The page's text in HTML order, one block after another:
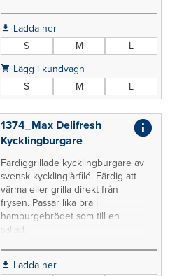
Ladda ner
S
M
L
Lägg i kundvagn
S
M L
1374_Max Delifresh
Kycklingburgare
Färdiggrillade kycklingburgare av
svensk kycklinglårfilé. Färdig att
värma eller grilla direkt från
frysen. Passar lika bra i
hamburgebrödet som till en
sallad.
Ladda ner